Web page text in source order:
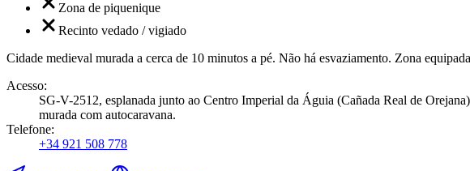
Zona de piquenique
Recinto vedado / vigiado
Cidade medieval murada a cerca de 10 minutos a pé. Não há esvaziamento. Zona
Acesso:
SG-V-2512, esplanada junto ao Centro Imperial da Águia (Cañada Real de
murada com autocaravana.
Telefone:
+34 921 508 778